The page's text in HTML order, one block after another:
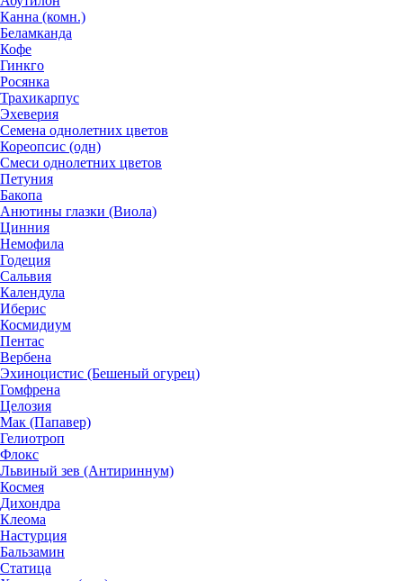
Канна (комн.)
Беламканда
Кофе
Гинкго
Росянка
Трахикарпус
Эхеверия
Семена однолетних цветов
Кореопсис (одн)
Смеси однолетних цветов
Петуния
Бакопа
Анютины глазки (Виола)
Цинния
Немофила
Годеция
Сальвия
Календула
Иберис
Космидиум
Пентас
Вербена
Эхиноцистис (Бешеный огурец)
Гомфрена
Целозия
Мак (Папавер)
Гелиотроп
Флокс
Львиный зев (Антириннум)
Космея
Дихондра
Клеома
Настурция
Бальзамин
Статица